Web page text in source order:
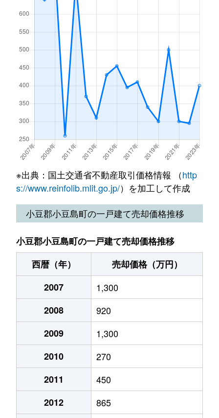
※出典：国土交通省不動産取引価格情報 （http
s://www.reinfolib.mlit.go.jp/）を加工して作成
小豆郡小豆島町の一戸建て売却価格推移
小豆郡小豆島町の一戸建て売却価格推移
西暦（年）
売却価格（万円）
2007
1,300
2008
920
2009
1,300
2010
270
2011
450
2012
865